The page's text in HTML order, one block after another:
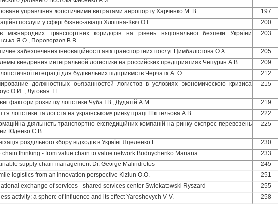
управління логістичними витратами аеропорту Харченко М. В.
197
послуги у сфері бізнес-авіації Хлопіна-Квіч О.І.
200
міжнародних транспортних коридорів на рівень національної безпеки України
Я.О., Переверзев В.В.
203
забезпечення інноваційності авіатранспортних послуг Цимбалістова О.А.
205
внедрения интегральной логистики на российских предприятиях Чепурин А.В.
209
інтеграції для будівельних підприємств Черчата А. О.
212
должностных обязанностей логистов в условиях экономического кризиса
О.И. , Луговая Т.Г.
215
фактори розвитку логістики Чуба І.В., Дудатій A.M.
219
логістики та логіста на українському ринку праці Шкітельова А.В.
222
діяльність транспортно-експедиційних компаній на ринку експрес-перевезень
Юденко Є.В.
225
роздільного збору відходів в Україні Яцеленко Г.
230
chain thinking - from value chain to value network Budnychenko Mariana
233
supply chain management Dr. George Malindretos
245
logistics from an innovation perspective Kiziun O.O.
251
exchange of services - shared services center Swiekatowski Ryszard
255
activity: a sphere of influence and its effect Yaroshevych V. V.
258